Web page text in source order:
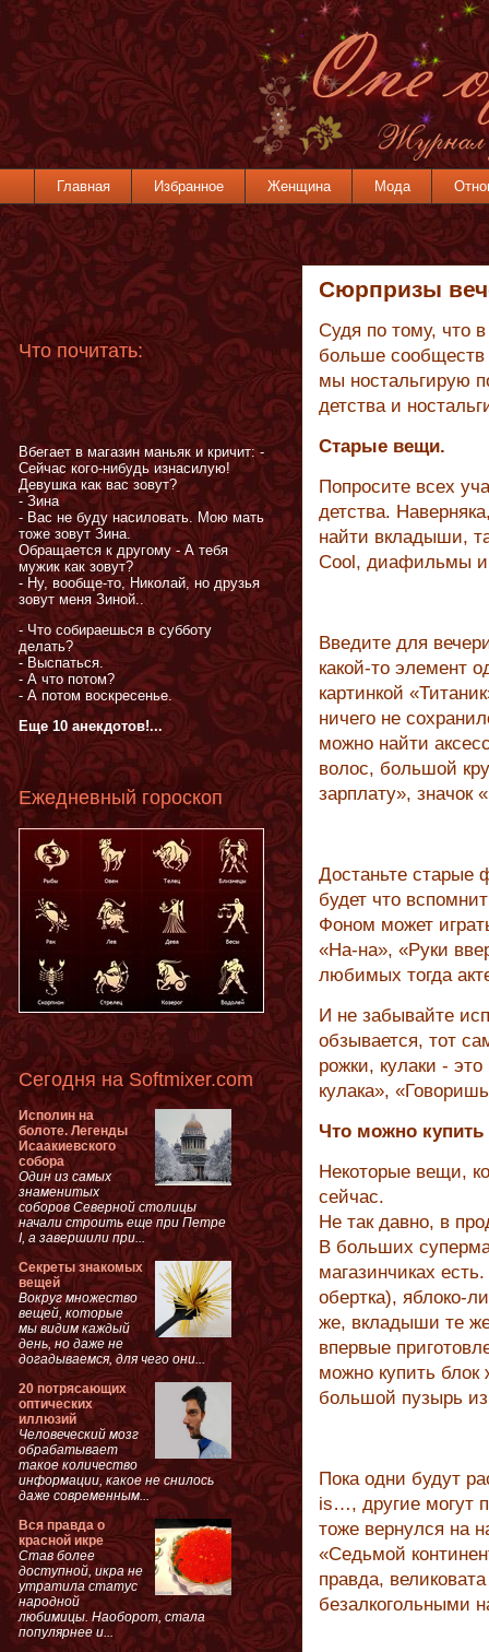
Главная Избранное Женщина Мода
Сюрпризы
Судя по тому, что
больше
мы ностальгирую
детства и
Старые вещи.
Попросите всех
детства.
найти вкладыши,
Cool, диафильмы и
Введите для
какой-то элемент
картинкой
ничего не
можно найти
волос, большой
зарплату», значок
Достаньте старые
будет что
Фоном может
«На-на», «Руки
любимых тогда
И не забывайте
обзывается, тот
рожки, кулаки -
кулака»,
Что можно купить
Некоторые вещи,
сейчас.
Не так давно, в
В больших
магазинчиках
обертка), яблоко-
же, вкладыши те
впервые
можно купить
большой пузырь
Пока одни будут
is…, другие могут
тоже вернулся на
«Седьмой
правда,
безалкогольными
Что почитать:
Вбегает в магазин маньяк и кричит: -
Сейчас кого-нибудь изнасилую!
Девушка как вас зовут?
- Зина
- Вас не буду насиловать. Мою мать
тоже зовут Зина.
Обращается к другому - А тебя
мужик как зовут?
- Ну, вообще-то, Николай, но друзья
зовут меня Зиной..
- Что собираешься в субботу
делать?
- Выспаться.
- А что потом?
- А потом воскресенье.
Еще 10 анекдотов!...
Ежедневный гороскоп
Сегодня на Softmixer.com
Исполин на
болоте. Легенды
Исаакиевского
собора
Один из самых
знаменитых
соборов Северной столицы
начали строить еще при Петре
I, а завершили при...
Секреты знакомых
вещей
Вокруг множество
вещей, которые
мы видим каждый
день, но даже не
догадываемся, для чего они...
20 потрясающих
оптических
иллюзий
Человеческий мозг
обрабатывает
такое количество
информации, какое не снилось
даже современным...
Вся правда о
красной икре
Став более
доступной, икра не
утратила статус
народной
любимицы. Наоборот, стала
популярнее и...